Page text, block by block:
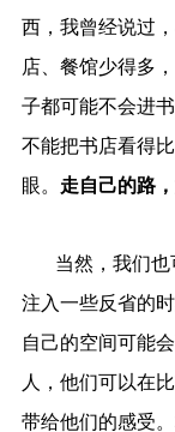
西，我曾经说过
店、餐馆少得多
子都可能不会进
不能把书店看得
眼。 走自己的路
当然，我们
注入一些反省的
自己的空间可能
人，他们可以在
带给他们的感受